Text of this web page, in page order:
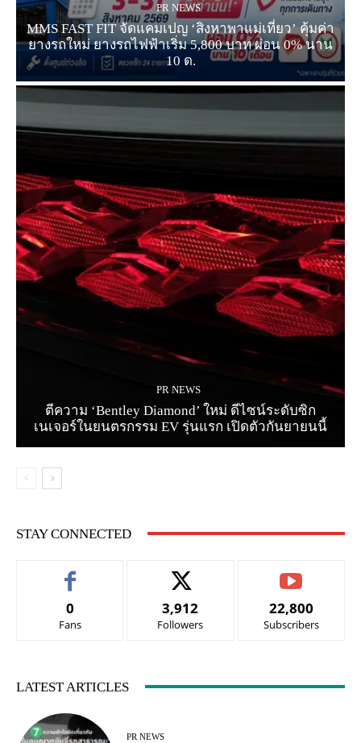
PR NEWS
MMS FAST FIT จัดแคมเปญ ‘สิงหาพาแม่เที่ยว’ คุ้มค่า
ยางรถใหม่ ยางรถไฟฟ้าเริ่ม 5,800 บาท ผ่อน 0% นาน
10 ด.
PR NEWS
ตีความ ‘Bentley Diamond’ ใหม่ ดีไซน์ระดับซิก
เนเจอร์ในยนตรกรรม EV รุ่นแรก เปิดตัวกันยายนนี้
STAY CONNECTED
0
Fans
3,912
Followers
22,800
Subscribers
LATEST ARTICLES
PR NEWS